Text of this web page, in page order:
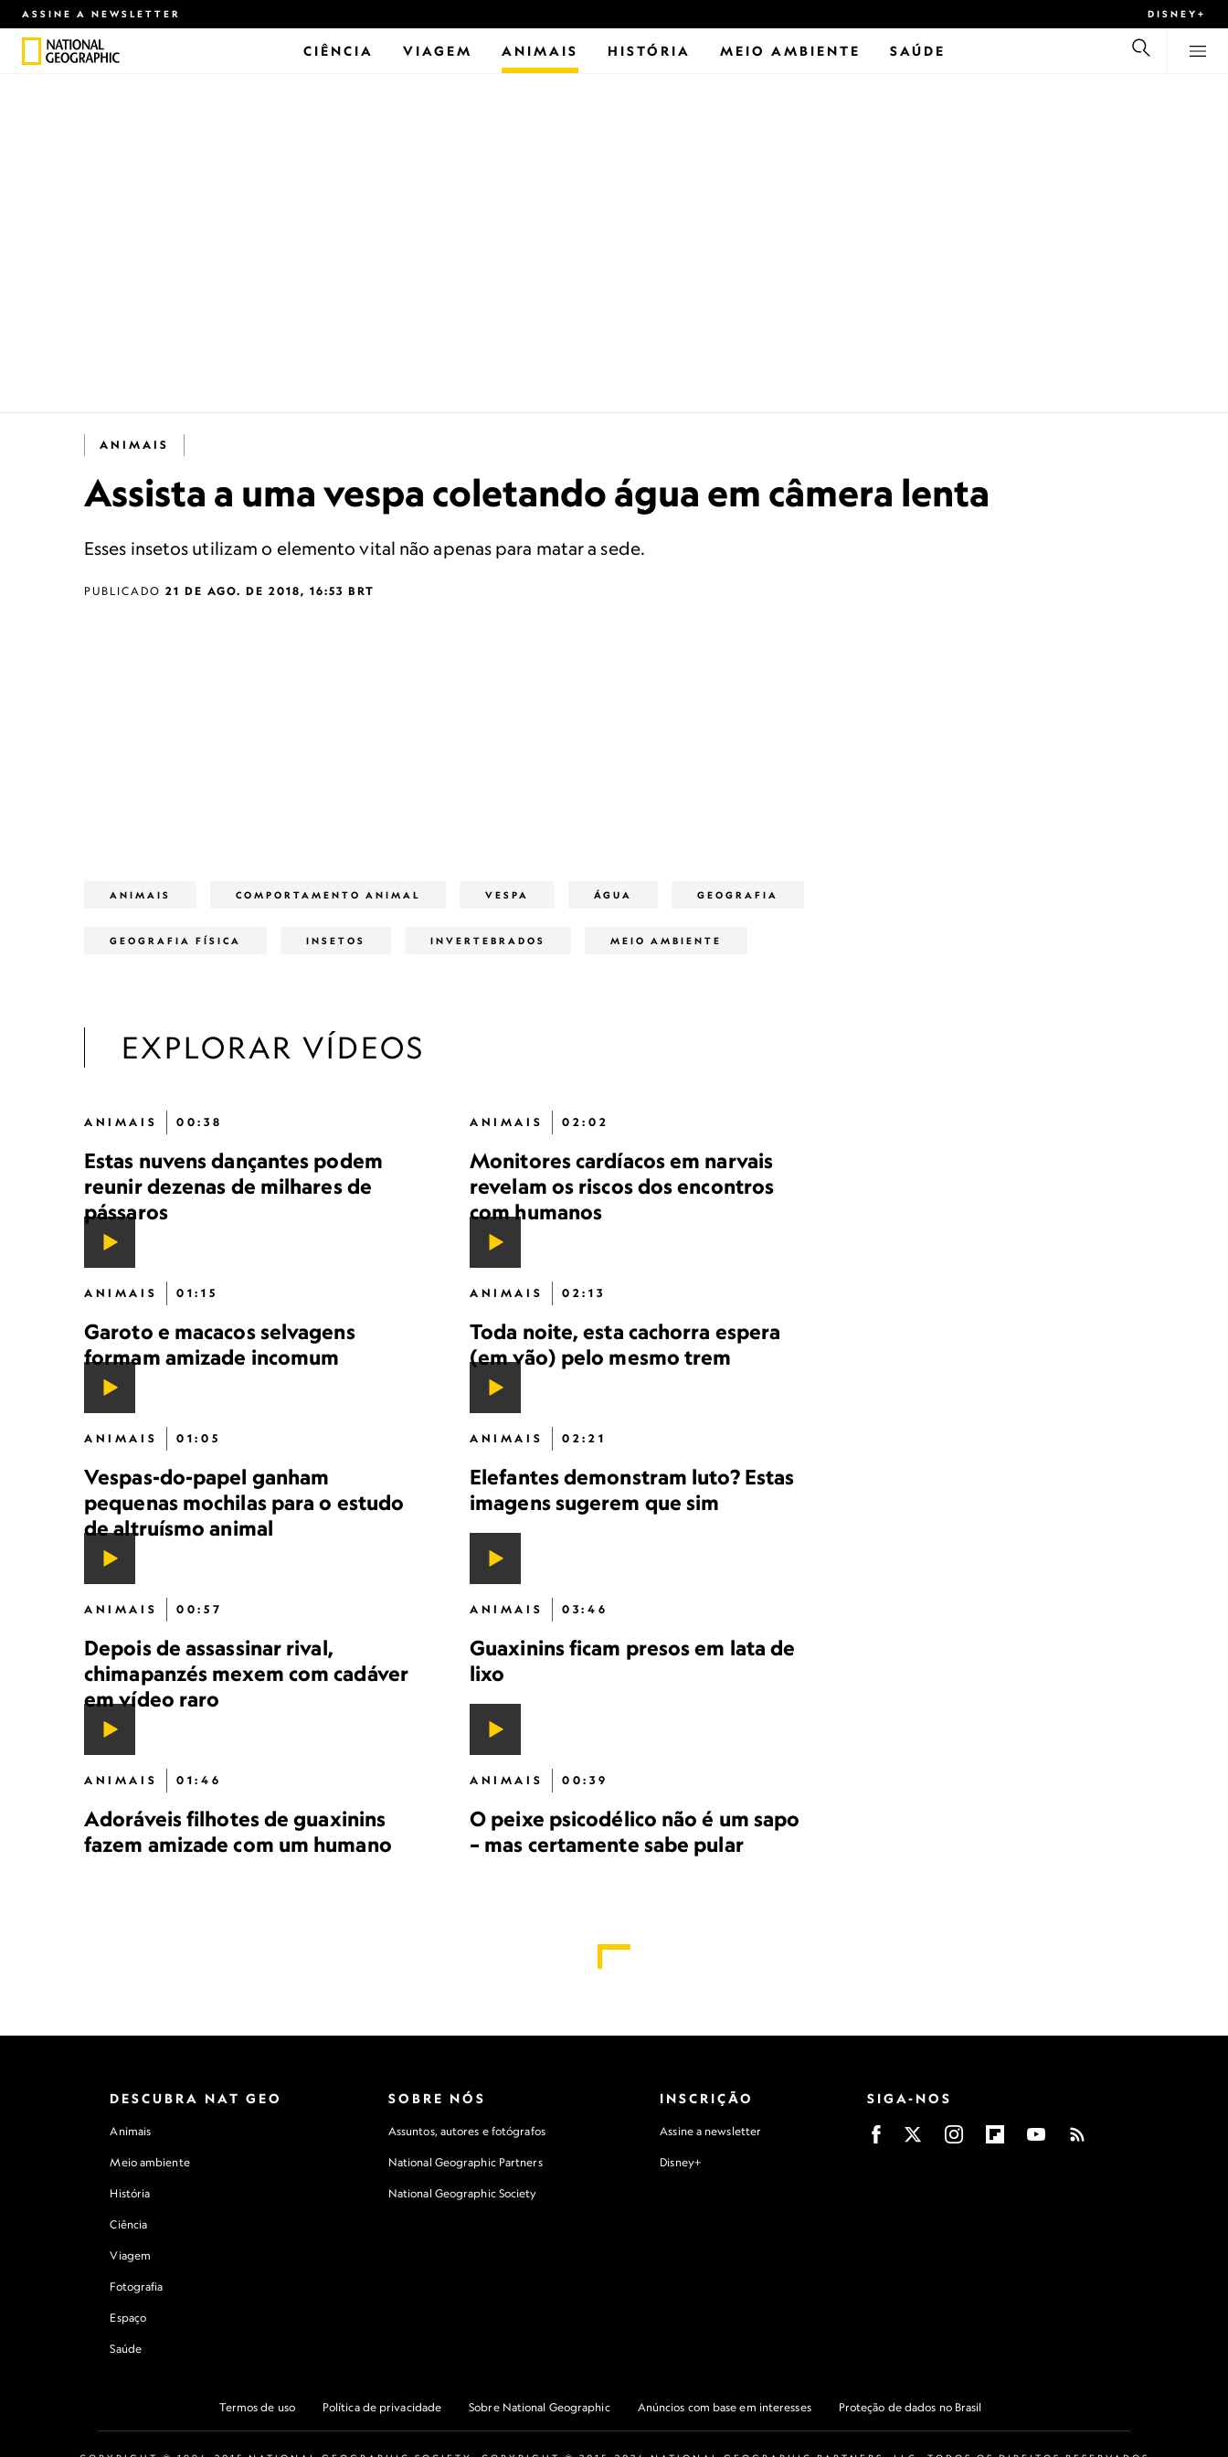
ASSINE A NEWSLETTER DISNEY+
CIÊNCIA VIAGEM ANIMAIS HISTÓRIA MEIO AMBIENTE SAÚDE
ANIMAIS
Assista a uma vespa coletando água em câmera lenta
Esses insetos utilizam o elemento vital não apenas para matar a sede.
PUBLICADO 21 DE AGO. DE 2018, 16:53 BRT
ANIMAIS COMPORTAMENTO ANIMAL VESPA ÁGUA GEOGRAFIA
GEOGRAFIA FÍSICA INSETOS INVERTEBRADOS MEIO AMBIENTE
EXPLORAR VÍDEOS
ANIMAIS 00:38
Estas nuvens dançantes podem
reunir dezenas de milhares de
pássaros
ANIMAIS 02:02
Monitores cardíacos em narvais
revelam os riscos dos encontros
com humanos
ANIMAIS 01:15
Garoto e macacos selvagens
formam amizade incomum
ANIMAIS 02:13
Toda noite, esta cachorra espera
(em vão) pelo mesmo trem
ANIMAIS 01:05
Vespas-do-papel ganham
pequenas mochilas para o estudo
de altruísmo animal
ANIMAIS 02:21
Elefantes demonstram luto? Estas
imagens sugerem que sim
ANIMAIS 00:57
Depois de assassinar rival,
chimapanzés mexem com cadáver
em vídeo raro
ANIMAIS 03:46
Guaxinins ficam presos em lata de
lixo
ANIMAIS 01:46
Adoráveis ​​filhotes de guaxinins
fazem amizade com um humano
ANIMAIS 00:39
O peixe psicodélico não é um sapo
– mas certamente sabe pular
DESCUBRA NAT GEO
Animais
Meio ambiente
História
Ciência
Viagem
Fotografia
Espaço
Saúde
SOBRE NÓS
Assuntos, autores e fotógrafos
National Geographic Partners
National Geographic Society
INSCRIÇÃO
Assine a newsletter
Disney+
SIGA-NOS
Termos de uso Política de privacidade Sobre National Geographic Anúncios com base em interesses Proteção de dados no Brasil